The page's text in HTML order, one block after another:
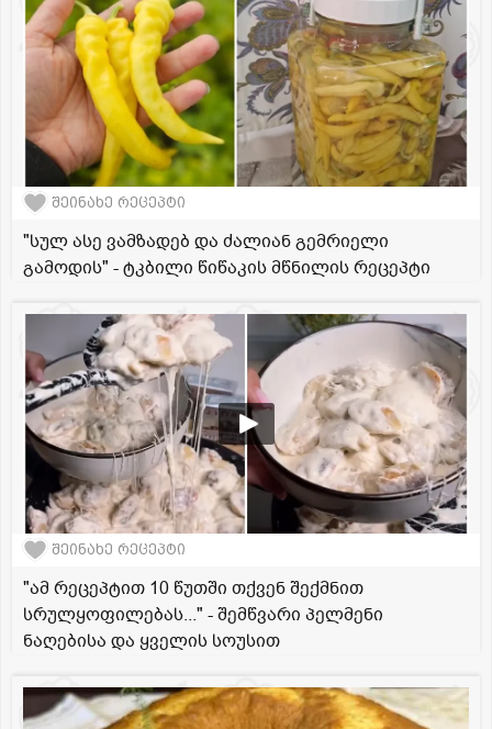
შეინახე რეცეპტი
"სულ ასე ვამზადებ და ძალიან გემრიელი
გამოდის" - ტკბილი წიწაკის მწნილის რეცეპტი
შეინახე რეცეპტი
"ამ რეცეპტით 10 წუთში თქვენ შექმნით
სრულყოფილებას..." - შემწვარი პელმენი
ნაღებისა და ყველის სოუსით